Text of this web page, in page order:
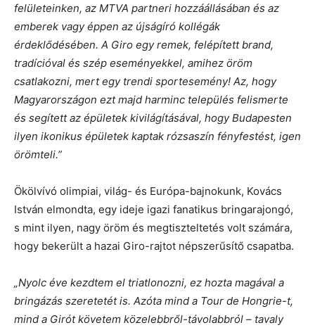
felületeinken, az MTVA partneri hozzáállásában és az
emberek vagy éppen az újságíró kollégák
érdeklődésében. A Giro egy remek, felépített brand,
tradícióval és szép eseményekkel, amihez öröm
csatlakozni, mert egy trendi sportesemény! Az, hogy
Magyarországon ezt majd harminc település felismerte
és segített az épületek kivilágításával, hogy Budapesten
ilyen ikonikus épületek kaptak rózsaszín fényfestést, igen
örömteli.”
Ökölvívó olimpiai, világ- és Európa-bajnokunk, Kovács
István elmondta, egy ideje igazi fanatikus bringarajongó,
s mint ilyen, nagy öröm és megtiszteltetés volt számára,
hogy bekerült a hazai Giro-rajtot népszerűsítő csapatba.
„Nyolc éve kezdtem el triatlonozni, ez hozta magával a
bringázás szeretetét is. Azóta mind a Tour de Hongrie-t,
mind a Girót követem közelebbről-távolabbról – tavaly